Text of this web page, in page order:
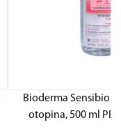
Bioderma Sensibio
otopina, 500 ml